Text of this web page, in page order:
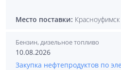
Место поставки: Красноуфимск
Бензин, дизельное топливо
10.08.2026
Закупка нефтепродуктов по